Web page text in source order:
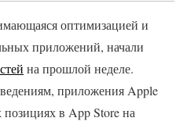
оптимизацией и
приложений, начали
на прошлой неделе.
приложения Apple
в App Store на